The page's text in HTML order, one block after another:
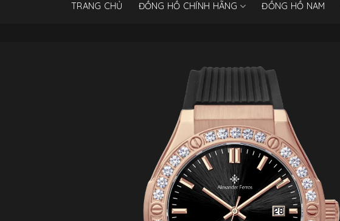
TRANG CHỦ ĐỒNG HỒ CHÍNH HÃNG ĐỒNG HỒ NAM